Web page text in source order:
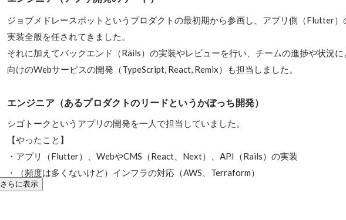
ジョブメドレースポットというプロダクトの最初期から参画し、アプリ側（Flutter）
実装全般を任されてきました。
それに加えてバックエンド（Rails）の実装やレビューを行い、チームの進捗や状況
向けのWebサービスの開発（TypeScript, React, Remix）も担当しました。
エンジニア（あるプロダクトのリードというかぼっち開発）
シゴトークというアプリの開発を一人で担当していました。
【やったこと】
・アプリ（Flutter）、WebやCMS（React、Next）、API（Rails）の実装
・（頻度は多くないけど）インフラの対応（AWS、Terraform）
さらに表示